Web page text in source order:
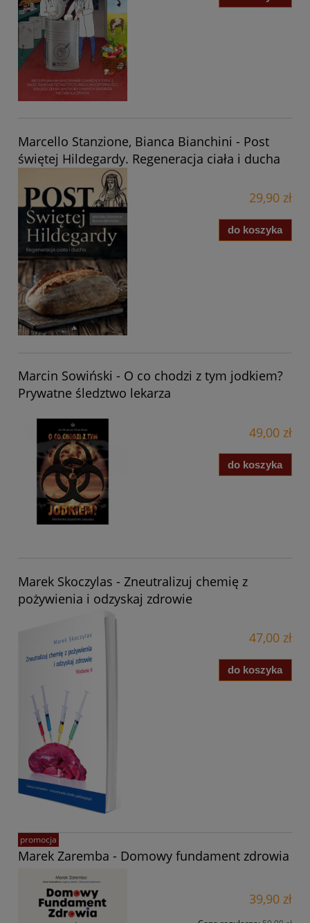
Marcello Stanzione, Bianca Bianchini - Post
świętej Hildegardy. Regeneracja ciała i ducha
29,90 zł
do koszyka
Marcin Sowiński - O co chodzi z tym jodkiem?
Prywatne śledztwo lekarza
49,00 zł
do koszyka
Marek Skoczylas - Zneutralizuj chemię z
pożywienia i odzyskaj zdrowie
47,00 zł
do koszyka
Marek Zaremba - Domowy fundament zdrowia
39,90 zł
promocja